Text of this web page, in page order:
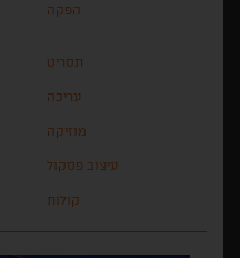
הפקה
תסריט
עריכה
מוזיקה
עיצוב פסקול
קולות